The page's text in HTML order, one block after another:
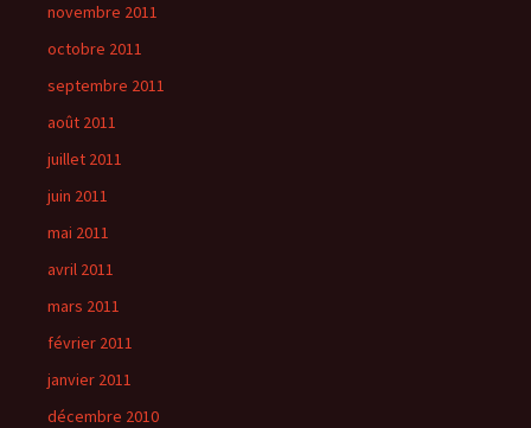
novembre 2011
octobre 2011
septembre 2011
août 2011
juillet 2011
juin 2011
mai 2011
avril 2011
mars 2011
février 2011
janvier 2011
décembre 2010